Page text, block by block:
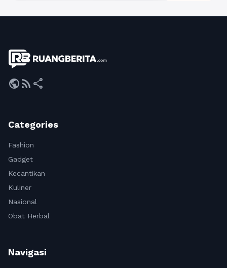
publicrss_feed share
Categories
Fashion
Gadget
Kecantikan
Kuliner
Nasional
Obat Herbal
Navigasi